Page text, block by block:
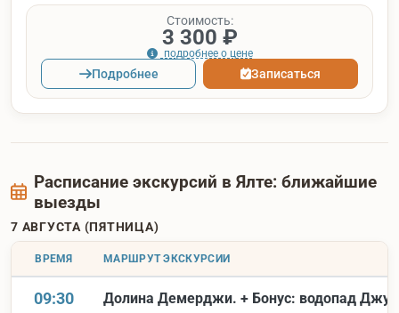
Стоимость:
3 300 ₽
подробнее о цене
Подробнее Записаться
Расписание экскурсий в Ялте: ближайшие
выезды
7 АВГУСТА (ПЯТНИЦА)
ВРЕМЯ МАРШРУТ ЭКСКУРСИИ
09:30 Долина Демерджи. + Бонус: водопад